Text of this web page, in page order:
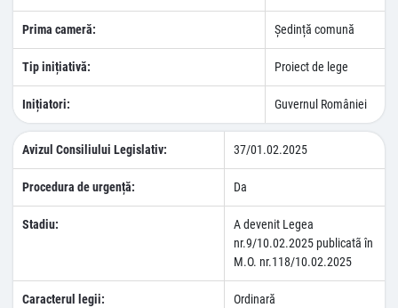
Prima cameră: Ședință comună
Tip inițiativă: Proiect de lege
Inițiatori: Guvernul României
Avizul Consiliului Legislativ: 37/01.02.2025
Procedura de urgență: Da
Stadiu:
A devenit Legea
nr.9/10.02.2025 publicatã în
M.O. nr.118/10.02.2025
Caracterul legii: Ordinară